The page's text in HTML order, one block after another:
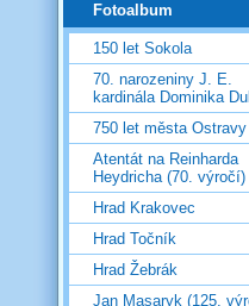
Fotoalbum
150 let Sokola
70. narozeniny J. E.
kardinála Dominika
750 let města Ostravy
Atentát na Reinharda
Heydricha (70. výročí)
Hrad Krakovec
Hrad Točník
Hrad Žebrák
Jan Masaryk (125.